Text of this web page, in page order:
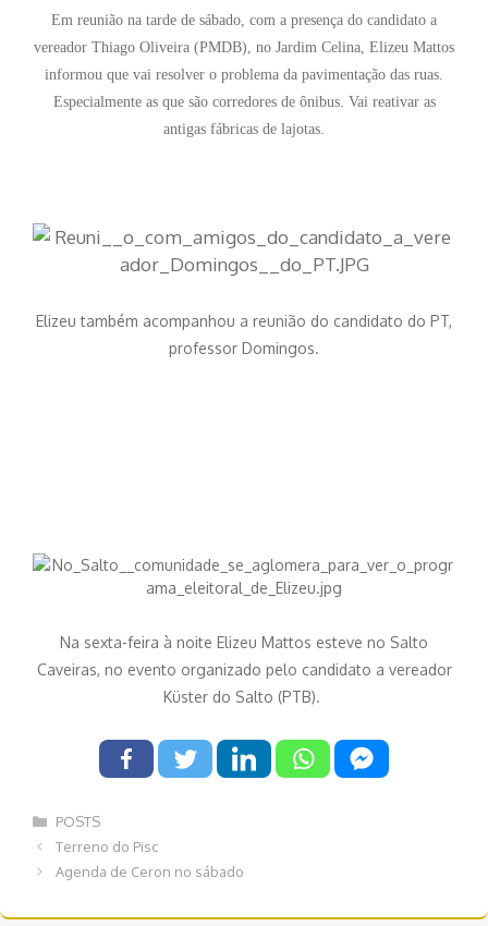
Em reunião na tarde de sábado, com a presença do candidato a
vereador Thiago Oliveira (PMDB), no Jardim Celina, Elizeu Mattos
informou que vai resolver o problema da pavimentação das ruas.
Especialmente as que são corredores de ônibus. Vai reativar as
antigas fábricas de lajotas.
Elizeu também acompanhou a reunião do candidato do PT,
professor Domingos.
Na sexta-feira à noite Elizeu Mattos esteve no Salto
Caveiras, no evento organizado pelo candidato a vereador
Küster do Salto (PTB).
Categorias
POSTS
Navegação
Terreno do Pisc
Agenda de Ceron no sábado